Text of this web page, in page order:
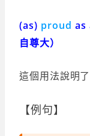
(as) proud as
自尊大）
這個用法說明
【例句】